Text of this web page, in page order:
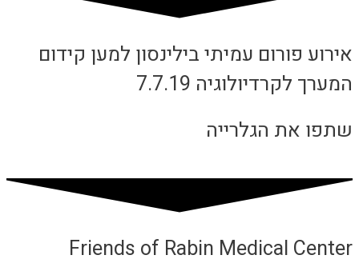
אירוע פורום עמיתי בילינסון למען קידום
המערך לקרדיולוגיה 7.7.19
שתפו את הגלרייה
Friends of Rabin Medical Center